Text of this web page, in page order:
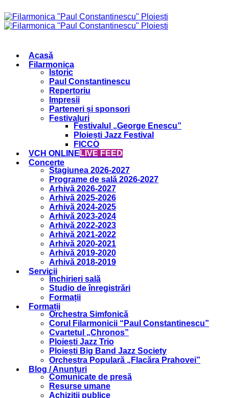
Acasă
Filarmonica
Istoric
Paul Constantinescu
Repertoriu
Impresii
Parteneri și sponsori
Festivaluri
Festivalul „George Enescu”
Ploiești Jazz Festival
FICCO
VCH ONLINE LIVE FEED
Concerte
Stagiunea 2026-2027
Programe de sală 2026-2027
Arhivă 2026-2027
Arhivă 2025-2026
Arhivă 2024-2025
Arhivă 2023-2024
Arhivă 2022-2023
Arhivă 2021-2022
Arhivă 2020-2021
Arhivă 2019-2020
Arhivă 2018-2019
Servicii
Închirieri sală
Studio de înregistrări
Formații
Formații
Orchestra Simfonică
Corul Filarmonicii “Paul Constantinescu”
Cvartetul „Chronos”
Ploiești Jazz Trio
Ploiești Big Band Jazz Society
Orchestra Populară „Flacăra Prahovei”
Blog / Anunțuri
Comunicate de presă
Resurse umane
Achiziții publice